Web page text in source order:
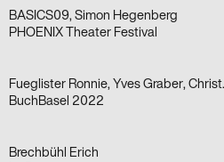
BASICS09, Simon Hegenberg
PHOENIX Theater Festival
BuchBasel 2022
Brechbühl Erich